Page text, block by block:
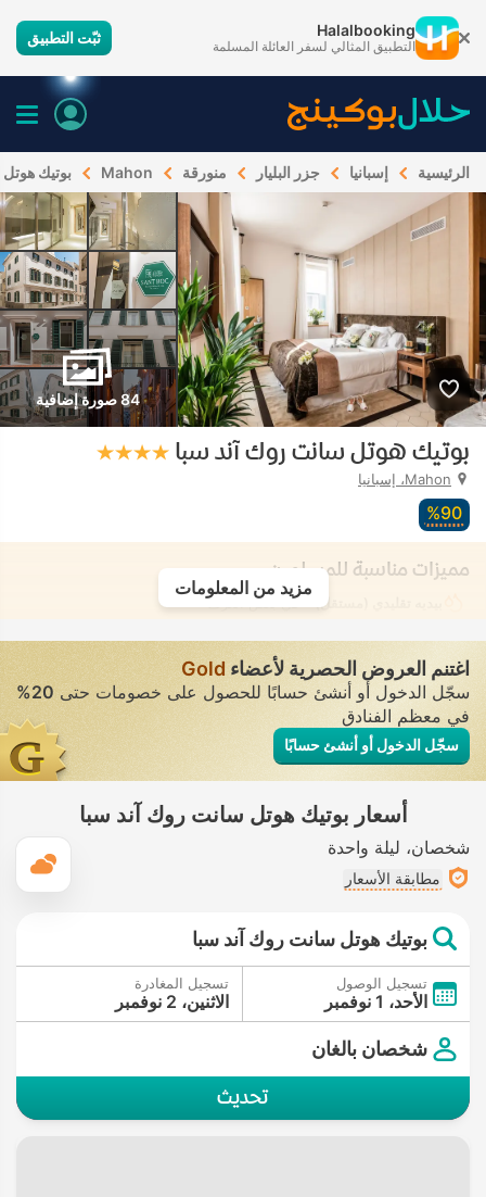
Halalbooking
التطبيق المثالي لسفر العائلة المسلمة ثبّت التطبيق
الرئيسية إسبانيا جزر البليار منورقة Mahon بوتيك
84 صورة إضافية
بوتيك هوتل سانت روك آند سبا
Mahon، إسبانيا
90‏%
مميزات مناسبة للمسلمين
بيديه تقليدي (مستقل) • في بعض الغرف
مزيد من المعلومات
اغتنم العروض الحصرية لأعضاء Gold
سجّل الدخول أو أنشئ حسابًا للحصول على خصومات حتى20%
في معظم الفنادق
سجّل الدخول أو أنشئ حسابًا
أسعار بوتيك هوتل سانت روك آند سبا
شخصان ليلة واحدة
مطابقة الأسعار
بوتيك هوتل سانت روك آند سبا
تسجيل الوصول
الأحد، 1 نوفمبر
تسجيل المغادرة
الاثنين، 2 نوفمبر
شخصان بالغان
تحديث